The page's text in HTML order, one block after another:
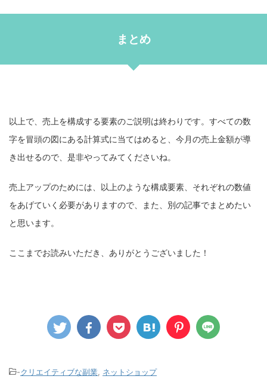
まとめ
以上で、売上を構成する要素のご説明は終わりです。すべての数
字を冒頭の図にある計算式に当てはめると、今月の売上金額が導
き出せるので、是非やってみてくださいね。
売上アップのためには、以上のような構成要素、それぞれの数値
をあげていく必要がありますので、また、別の記事でまとめたい
と思います。
ここまでお読みいただき、ありがとうございました！
-クリエイティブな副業 ネットショップ